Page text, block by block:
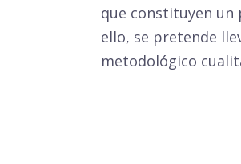
que constituyen un
ello, se pretende
metodológico